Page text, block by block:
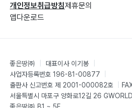
개인정보취급방침
앱다운로드
제휴문의
좋은땅㈜ 대표이사 이기봉
사업자등록번호 196-81-00877
출판사 신고번호 제 2001-000082호
서울특별시 마포구 양화로12길 26